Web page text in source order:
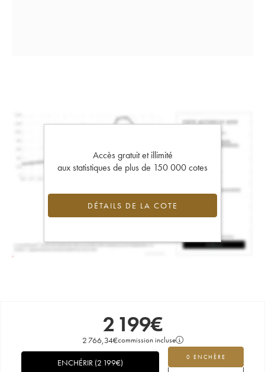
Accès gratuit et illimité
aux statistiques de plus de 150 000 cotes
DÉTAILS DE LA COTE
2 199€
2 766,34€commission incluse
0 ENCHÈRE
ENCHÉRIR (2 199€)